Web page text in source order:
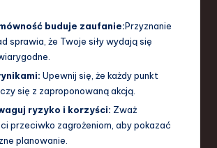
buduje zaufanie:Przyznanie
sprawia, że Twoje siły wydają się
Upewnij się, że każdy punkt
się z zaproponowaną akcją.
ryzyko i korzyści: Zważ
przeciwko zagrożeniom, aby pokazać
planowanie.